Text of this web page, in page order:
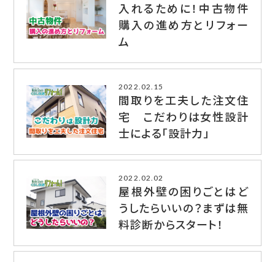
入れるために！中古物件
購入の進め方とリフォー
ム
2022.02.15
間取りを工夫した注文住
宅 こだわりは女性設計
士による「設計力」
2022.02.02
屋根外壁の困りごとはど
うしたらいいの？まずは無
料診断からスタート！